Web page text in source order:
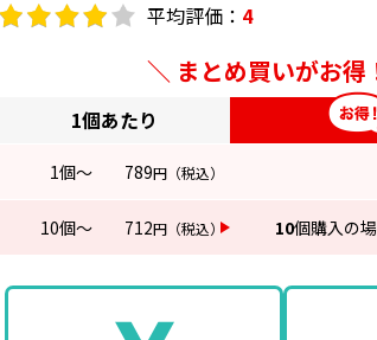
減衰量偏差：±0.5dB（1～9dB）±5％（10～
※上記より減衰量をお選び下さい
平均評価： 4
まとめ買いがお得
1個あたり
1個～ 789円 （税込）
10個～ 712円 （税込） 10個購入の場